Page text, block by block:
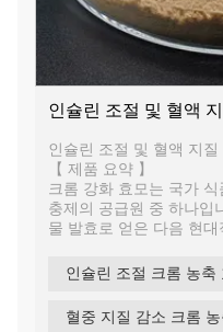
인슐린 조절 및 혈액
인슐린 조절 및 혈액 지
【 제품 요약 】
크롬 강화 효모는 국가
충제의 공급원 중 하나입
물 발효로 얻은 다음 현
이용률이 높습니다.
인슐린 조절 크롬 농축
혈중 지질 감소 크롬